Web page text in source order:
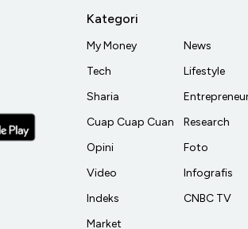
Kategori
My Money
Tech
Sharia
Cuap Cuap Cuan
Opini
Video
Indeks
Market
News
Lifestyle
Research
Foto
Infografis
CNBC TV